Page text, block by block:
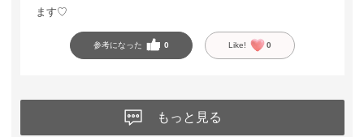
ます♡
参考になった 0 Like! 0
もっと見る